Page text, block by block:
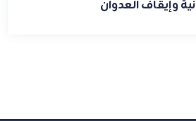
وإيقاف العدوان